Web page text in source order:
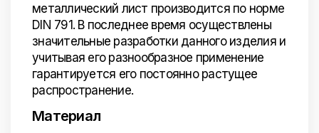
металлический лист производится по норме
DIN 791. В последнее время осуществлены
значительные разработки данного изделия и
учитывая его разнообразное применение
гарантируется его постоянно растущее
распространение.
Материал